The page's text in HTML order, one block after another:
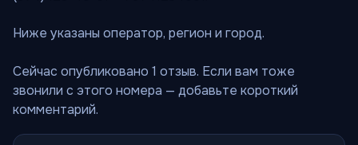
Ниже указаны оператор, регион и город.
Сейчас опубликовано 1 отзыв. Если вам тоже
звонили с этого номера — добавьте короткий
комментарий.